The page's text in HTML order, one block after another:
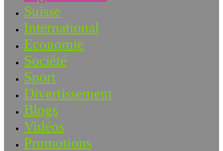
Suisse
International
Economie
Société
Sport
Divertissement
Blogs
Vidéos
Promotions